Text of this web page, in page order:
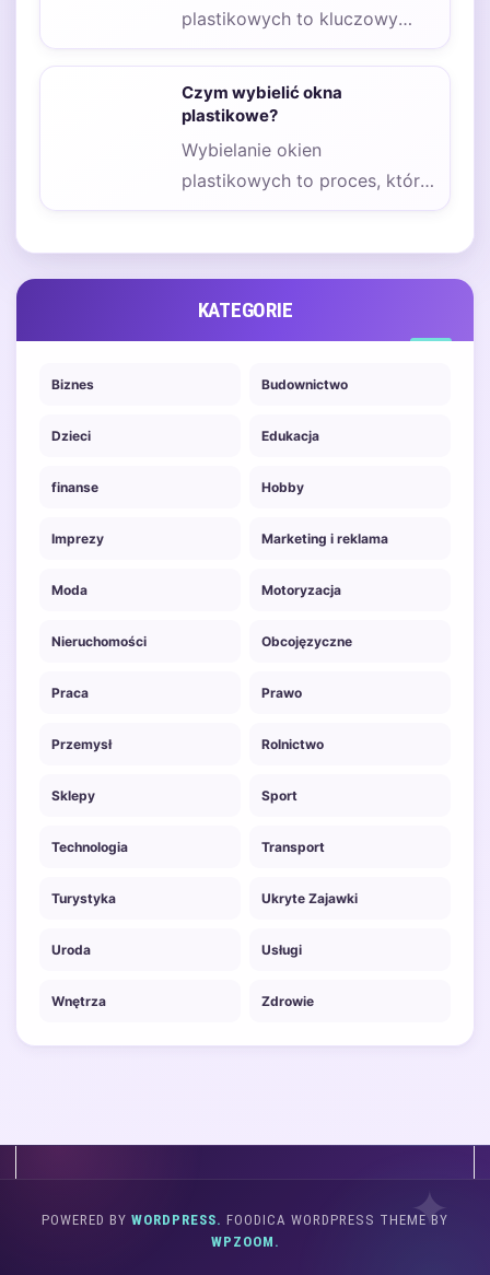
plastikowych to kluczowy
element zapewniający
komfort i energooszczędność
w każdym domu. Wybór
odpowiednich…
Czym wybielić okna
plastikowe?
Wybielanie okien
plastikowych to proces, który
może znacząco poprawić ich
KATEGORIE
Biznes Budownictwo
Dzieci Edukacja
finanse Hobby
Imprezy Marketing i reklama
Moda Motoryzacja
Nieruchomości Obcojęzyczne
Praca Prawo
Przemysł Rolnictwo
Sklepy Sport
Technologia Transport
Turystyka Ukryte Zajawki
Uroda Usługi
Wnętrza Zdrowie
POWERED BY WORDPRESS. FOODICA WORDPRESS THEME BY
WPZOOM.